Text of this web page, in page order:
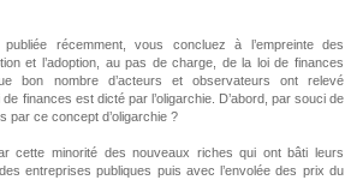
récemment, vous concluez à l’empreinte des
et l’adoption, au pas de charge, de la loi de finances
bon nombre d’acteurs et observateurs ont relevé
finances est dicté par l’oligarchie. D’abord, par souci de
par ce concept d’oligarchie ?
cette minorité des nouveaux riches qui ont bâti leurs
entreprises publiques puis avec l’envolée des prix du